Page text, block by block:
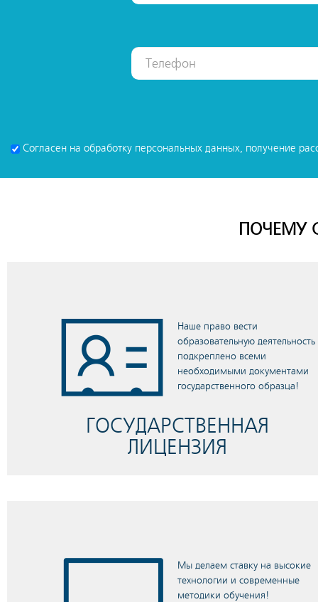
Согласен на обработку персональных данных, получение
ПОЧЕМУ
Наше право вести
образовательную деятельность
подкреплено всеми
необходимыми документами
государственного образца!
ГОСУДАРСТВЕННАЯ
ЛИЦЕНЗИЯ
Мы делаем ставку на высокие
технологии и современные
методики обучения!